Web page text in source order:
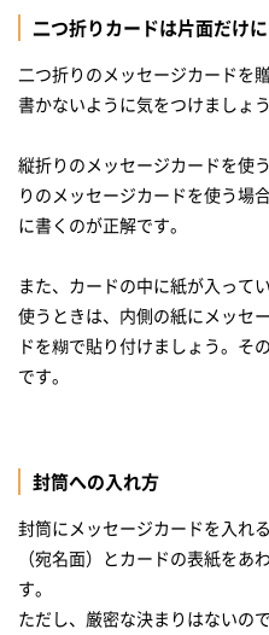
二つ折りカードは片面だけ
二つ折りのメッセージカードを
書かないように気をつけましょう
縦折りのメッセージカードを使
りのメッセージカードを使う場
に書くのが正解です。
また、カードの中に紙が入って
使うときは、内側の紙にメッセ
ドを糊で貼り付けましょう。そ
です。
封筒への入れ方
封筒にメッセージカードを入れ
（宛名面）とカードの表紙をあ
す。
ただし、厳密な決まりはないの